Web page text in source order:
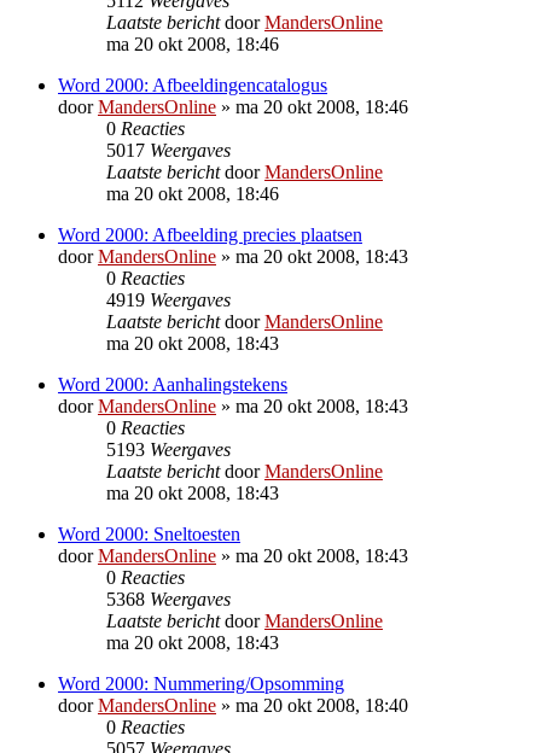
Laatste berichtdoorMandersOnline
ma 20 okt 2008, 18:46
Word 2000: Afbeeldingencatalogus
doorMandersOnline » ma 20 okt 2008, 18:46
0 Reacties
5017 Weergaves
Laatste berichtdoorMandersOnline
ma 20 okt 2008, 18:46
Word 2000: Afbeelding precies plaatsen
doorMandersOnline » ma 20 okt 2008, 18:43
0 Reacties
4919 Weergaves
Laatste berichtdoorMandersOnline
ma 20 okt 2008, 18:43
Word 2000: Aanhalingstekens
doorMandersOnline » ma 20 okt 2008, 18:43
0 Reacties
5193 Weergaves
Laatste berichtdoorMandersOnline
ma 20 okt 2008, 18:43
Word 2000: Sneltoesten
doorMandersOnline » ma 20 okt 2008, 18:43
0 Reacties
5368 Weergaves
Laatste berichtdoorMandersOnline
ma 20 okt 2008, 18:43
Word 2000: Nummering/Opsomming
doorMandersOnline » ma 20 okt 2008, 18:40
0 Reacties
5057 Weergaves